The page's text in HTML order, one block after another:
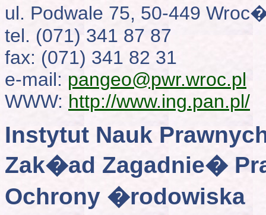
ul. Podwale 75, 50-449
tel. (071) 341 87 87
fax: (071) 341 82 31
e-mail: pangeo@pwr.wroc.pl
WWW: http://www.ing.pan.pl/
Instytut Nauk
Zak�ad Zagadnie�
Ochrony �rodowiska